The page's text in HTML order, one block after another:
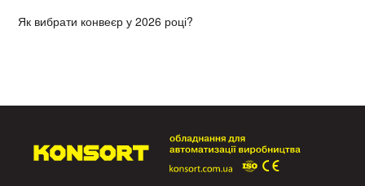
Як вибрати конвеєр у 2026 році?